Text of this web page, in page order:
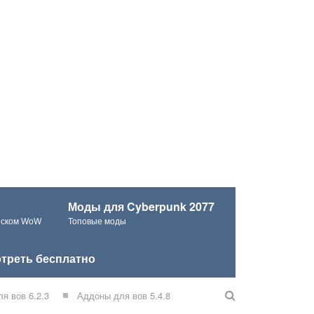
WoW
Моды для Cyberpunk 2077
Топовые моды
бесплатно
вов 6.2.3 Аддоны для вов 5.4.8